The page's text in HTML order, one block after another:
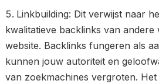
Linkbuilding: Dit verwijst naar
kwalitatieve backlinks van andere
website. Backlinks fungeren als
kunnen jouw autoriteit en
van zoekmachines vergroten.